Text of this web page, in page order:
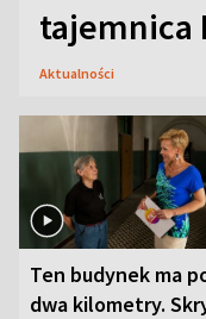
tajemnica
Aktualności
Ten budynek ma
dwa kilometry.